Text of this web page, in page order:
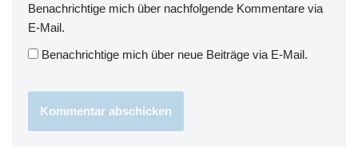
Benachrichtige mich über nachfolgende Kommentare via
E-Mail.
Benachrichtige mich über neue Beiträge via E-Mail.